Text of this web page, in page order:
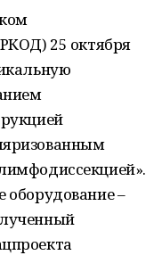
25 октября
оборудование –